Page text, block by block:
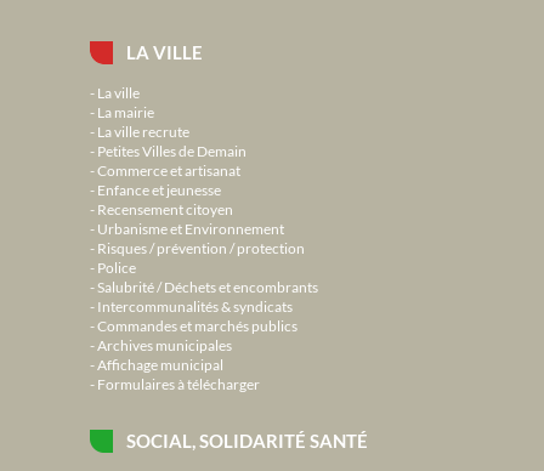
LA VILLE
La ville
La mairie
La ville recrute
Petites Villes de Demain
Commerce et artisanat
Enfance et jeunesse
Recensement citoyen
Urbanisme et Environnement
Risques / prévention / protection
Police
Salubrité / Déchets et encombrants
Intercommunalités & syndicats
Commandes et marchés publics
Archives municipales
Affichage municipal
Formulaires à télécharger
SOCIAL, SOLIDARITÉ SANTÉ